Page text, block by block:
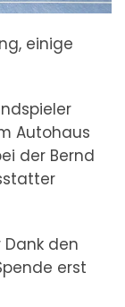
einige
Autohaus
der Bernd
den
erst